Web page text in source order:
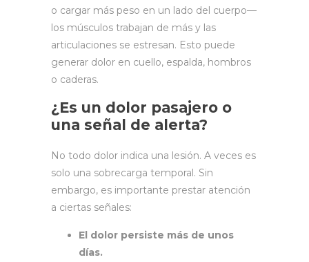
o cargar más peso en un lado del cuerpo—
los músculos trabajan de más y las
articulaciones se estresan. Esto puede
generar dolor en cuello, espalda, hombros
o caderas.
¿Es un dolor pasajero o
una señal de alerta?
No todo dolor indica una lesión. A veces es
solo una sobrecarga temporal. Sin
embargo, es importante prestar atención
a ciertas señales:
El dolor persiste más de unos
días.